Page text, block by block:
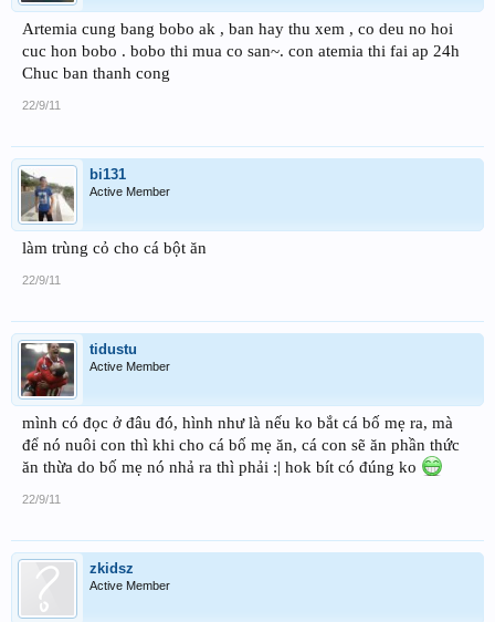
Artemia cung bang bobo ak , ban hay thu xem , co deu no hoi
cuc hon bobo . bobo thi mua co san~. con atemia thi fai ap 24h
Chuc ban thanh cong
22/9/11
bi131
Active Member
làm trùng cỏ cho cá bột ăn
22/9/11
tidustu
Active Member
mình có đọc ở đâu đó, hình như là nếu ko bắt cá bố mẹ ra, mà
để nó nuôi con thì khi cho cá bố mẹ ăn, cá con sẽ ăn phần thức
ăn thừa do bố mẹ nó nhả ra thì phải :| hok bít có đúng ko
22/9/11
zkidsz
Active Member